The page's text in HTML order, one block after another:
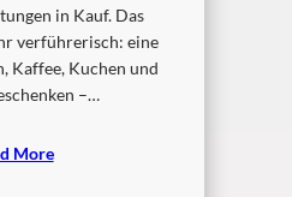
in Kauf. Das
verführerisch: eine
Kaffee, Kuchen und
–…
More